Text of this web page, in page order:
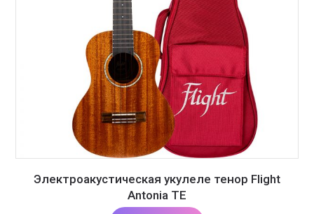
Электроакустическая укулеле тенор Flight
Antonia TE